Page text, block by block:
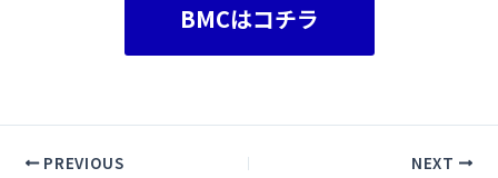
BMCはコチラ
PREVIOUS NEXT